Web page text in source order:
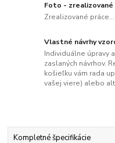
Foto - zrealizované
Zrealizované
Vlastné návrhy
Individuálne úpravy
zaslaných návrhov.
košieľku vám rada
vašej viere) alebo
Kompletné špecifikácie